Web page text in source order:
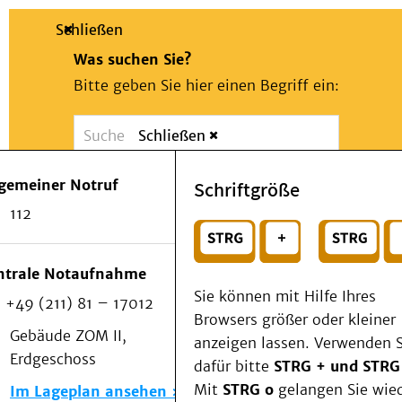
Suche
Schließen
Was suchen Sie?
Bitte geben Sie hier einen Begriff ein:
Suchen
Wählen Sie ein Thema für Ihren
Notfall
Schließen
Notruf
112
Notaufnahme
+49 (211) 81 – 17012
Gebäude ZOM II,
Erdgeschoss
Im Lageplan ansehen
Schriftgröße
Sie können mit Hilfe Ihres
Browsers größer oder kleiner
anzeigen lassen. Verwenden
dafür bitte STRG + und
Mit STRG o gelangen Sie
Patienten & Besucher
Als Patient am UKD
Beratung und Unterstützung
Veranstaltungen
Kommunikation im Medizinwesen (KIM)
Notfall
Forschung & Lehre
Medizinische Fakultät